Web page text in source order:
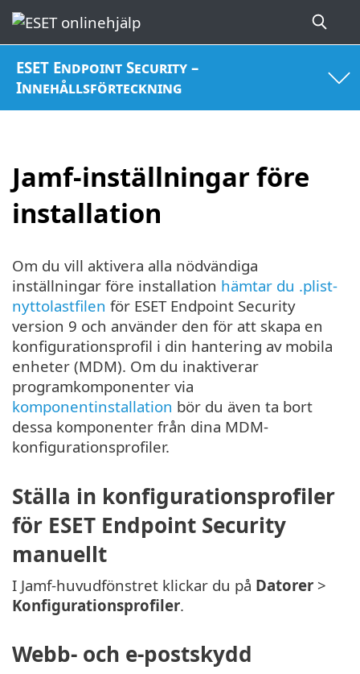
ESET Endpoint Security –
Innehållsförteckning
Jamf-inställningar före
installation
Om du vill aktivera alla nödvändiga
inställningar före installation hämtar du .plist-
nyttolastfilen för ESET Endpoint Security
version 9 och använder den för att skapa en
konfigurationsprofil i din hantering av mobila
enheter (MDM). Om du inaktiverar
programkomponenter via
komponentinstallation bör du även ta bort
dessa komponenter från dina MDM-
konfigurationsprofiler.
Ställa in konfigurationsprofiler
för ESET Endpoint Security
manuellt
I Jamf-huvudfönstret klickar du på Datorer >
Konfigurationsprofiler.
Webb- och e-postskydd